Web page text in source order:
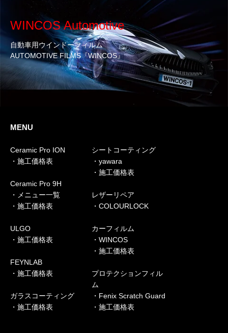
WINCOS Automotive
自動車用ウインドーフィルム
AUTOMOTIVE FILMS『WINCOS』
MENU
Ceramic Pro ION
・施工価格表
Ceramic Pro 9H
・メニュー一覧
・施工価格表
ULGO
・施工価格表
FEYNLAB
・施工価格表
ガラスコーティング
・施工価格表
シートコーティング
・yawara
・施工価格表
レザーリペア
・COLOURLOCK
カーフィルム
・WINCOS
・施工価格表
プロテクションフィル
ム
・Fenix Scratch Guard
・施工価格表